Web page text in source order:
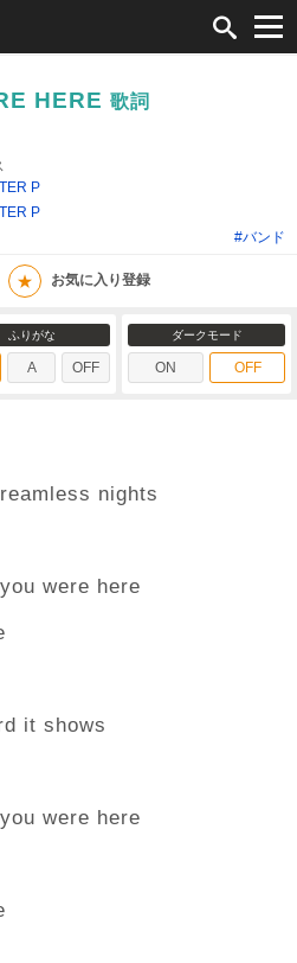
HERE 歌詞
P
P
#バンド
★ お気に入り登録
ふりがな
A OFF
ダークモード
ON OFF
nights
were here
it shows
were here